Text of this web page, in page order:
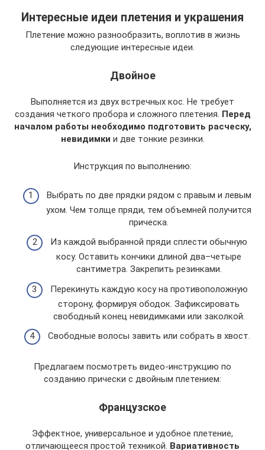
Интересные идеи плетения и украшения
Плетение можно разнообразить, воплотив в жизнь
следующие интересные идеи.
Двойное
Выполняется из двух встречных кос. Не требует
создания четкого пробора и сложного плетения. Перед
началом работы необходимо подготовить расческу,
невидимки и две тонкие резинки.
Инструкция по выполнению:
Выбрать по две прядки рядом с правым и левым
ухом. Чем толще пряди, тем объемней получится
прическа.
Из каждой выбранной пряди сплести обычную
косу. Оставить кончики длиной два–четыре
сантиметра. Закрепить резинками.
Перекинуть каждую косу на противоположную
сторону, формируя ободок. Зафиксировать
свободный конец невидимками или заколкой.
Свободные волосы завить или собрать в хвост.
Предлагаем посмотреть видео-инструкцию по
созданию прически с двойным плетением:
Французское
Эффектное, универсальное и удобное плетение,
отличающееся простой техникой. Вариативность